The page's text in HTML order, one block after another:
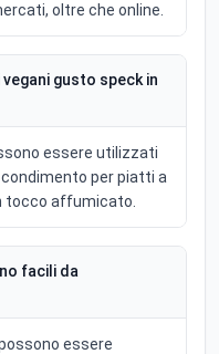
oltre che online.
gusto speck in
essere utilizzati
per piatti a
tocco affumicato.
facili da
essere